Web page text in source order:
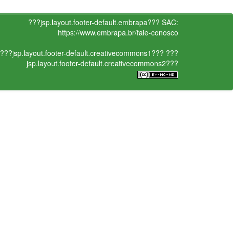
???jsp.layout.footer-default.embrapa??? SAC:
https://www.embrapa.br/fale-conosco
???jsp.layout.footer-default.creativecommons1??? ???
jsp.layout.footer-default.creativecommons2???